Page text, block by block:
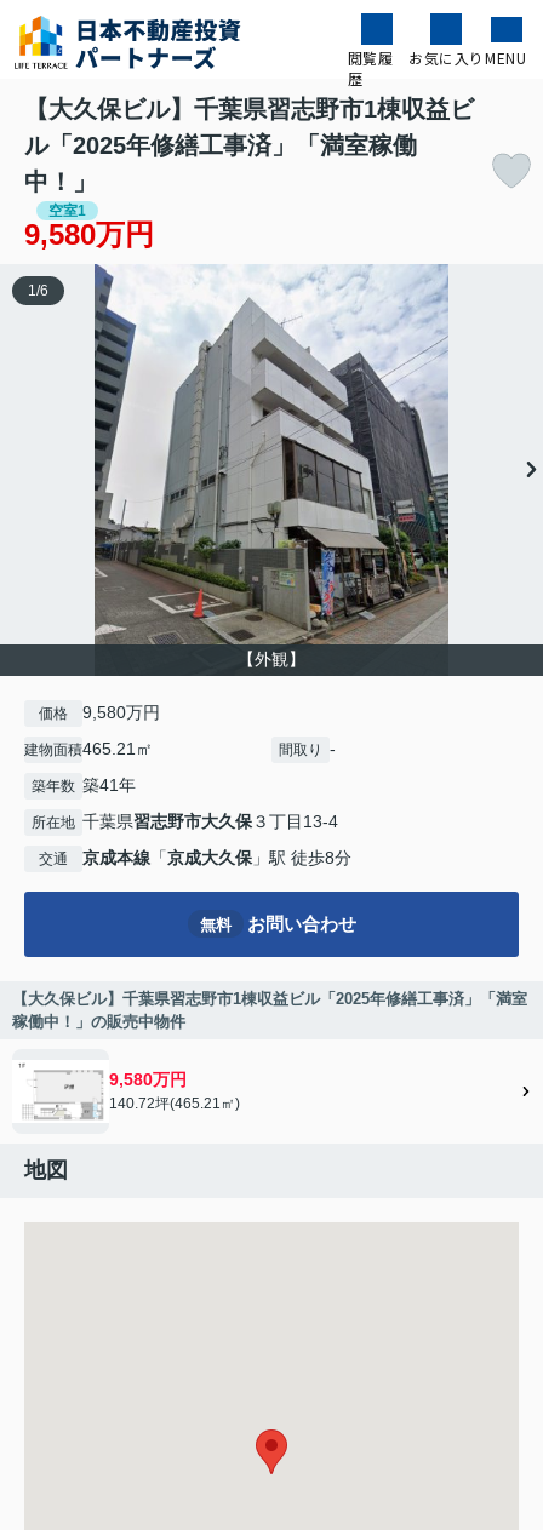
閲覧履
歴
お気に入り MENU
【大久保ビル】千葉県習志野市1棟収益ビ
ル「2025年修繕工事済」「満室稼働
中！」
空室1
9,580万円
【外観】
1 /6
価格 9,580万円
建物面積465.21㎡ 間取り -
築年数 築41年
所在地 千葉県習志野市大久保３丁目13-4
交通 京成本線 「京成大久保 」駅 徒歩8分
無料 お問い合わせ
【大久保ビル】千葉県習志野市1棟収益ビル「2025年修繕工事済」「満室
稼働中！」の販売中物件
9,580万円
140.72坪(465.21㎡)
地図